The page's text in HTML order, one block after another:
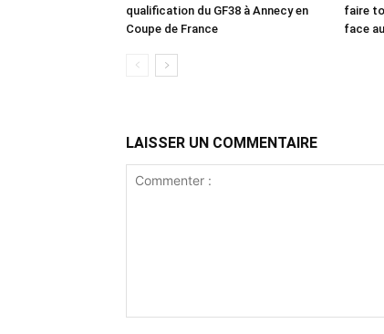
qualification du GF38 à Annecy en
Coupe de France
faire
face
LAISSER UN COMMENTAIRE